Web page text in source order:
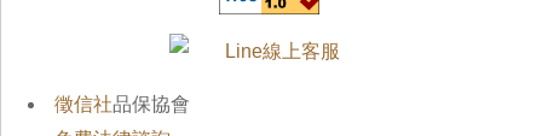
徵信社品保協會